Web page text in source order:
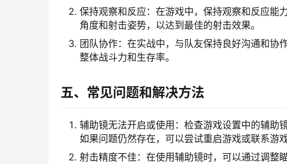
保持观察和反应：在游戏中，保持观察和反应能
角度和射击姿势，以达到最佳的射击效果。
团队协作：在实战中，与队友保持良好沟通和协
整体战斗力和生存率。
五、常见问题和解决方法
辅助镜无法开启或使用：检查游戏设置中的辅助
如果问题仍然存在，可以尝试重启游戏或联系游
射击精度不佳：在使用辅助镜时，可以通过调整